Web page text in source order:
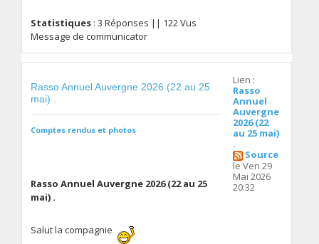
Statistiques : 3 Réponses || 122 Vus
Message de communicator
Rasso Annuel Auvergne 2026 (22 au 25
mai) .
Comptes rendus et photos
Rasso Annuel Auvergne 2026 (22 au 25
mai) .
Salut la compagnie
Lien :
Rasso
Annuel
Auvergne
2026 (22
au 25 mai)
.
Source
le Ven 29
Mai 2026
20:32